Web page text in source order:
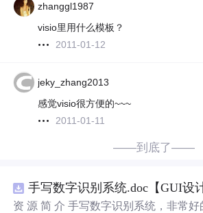
zhanggl1987
visio里用什么模板？
2011-01-12
jeky_zhang2013
感觉visio很方便的~~~
2011-01-11
——到底了——
手写数字识别系统.doc【GUI设
资 源 简 介 手写数字识别系统，非常